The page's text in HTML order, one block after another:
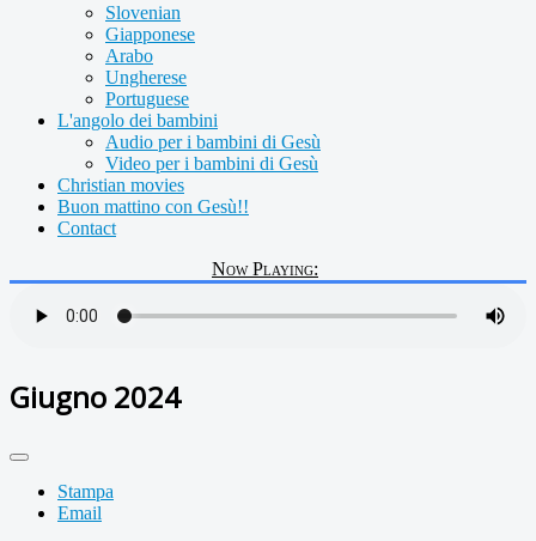
Slovenian
Giapponese
Arabo
Ungherese
Portuguese
L'angolo dei bambini
Audio per i bambini di Gesù
Video per i bambini di Gesù
Christian movies
Buon mattino con Gesù!!
Contact
Now Playing:
Giugno 2024
Stampa
Email